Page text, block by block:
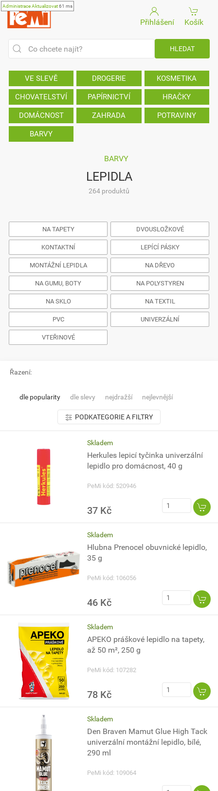
AdministraceAktualizovat61 ms
Přihlášení Košík
VE SLEVĚ DROGERIE KOSMETIKA
CHOVATELSTVÍ PAPÍRNICTVÍ HRAČKY
DOMÁCNOST ZAHRADA POTRAVINY
BARVY
BARVY
LEPIDLA
264 produktů
NA TAPETY DVOUSLOŽKOVÉ
KONTAKTNÍ LEPÍCÍ PÁSKY
MONTÁŽNÍ LEPIDLA NA DŘEVO
NA GUMU, BOTY NA POLYSTYREN
NA SKLO NA TEXTIL
PVC UNIVERZÁLNÍ
VTEŘINOVÉ
Řazení:
dle popularity dle slevy nejdražší nejlevnější
PODKATEGORIE A FILTRY
Skladem
Herkules lepicí tyčinka univerzální
lepidlo pro domácnost, 40 g
PeMi kód: 520946
37 Kč
Skladem
Hlubna Prenocel obuvnické lepidlo,
35 g
PeMi kód: 106056
46 Kč
Skladem
APEKO práškové lepidlo na tapety,
až 50 m², 250 g
PeMi kód: 107282
78 Kč
Skladem
Den Braven Mamut Glue High Tack
univerzální montážní lepidlo, bílé,
290 ml
PeMi kód: 109064